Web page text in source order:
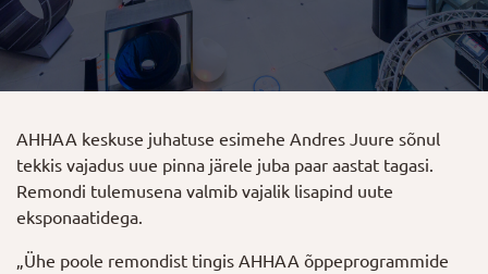
AHHAA keskuse juhatuse esimehe Andres Juure sõnul
tekkis vajadus uue pinna järele juba paar aastat tagasi.
Remondi tulemusena valmib vajalik lisapind uute
eksponaatidega.
„Ühe poole remondist tingis AHHAA õppeprogrammide